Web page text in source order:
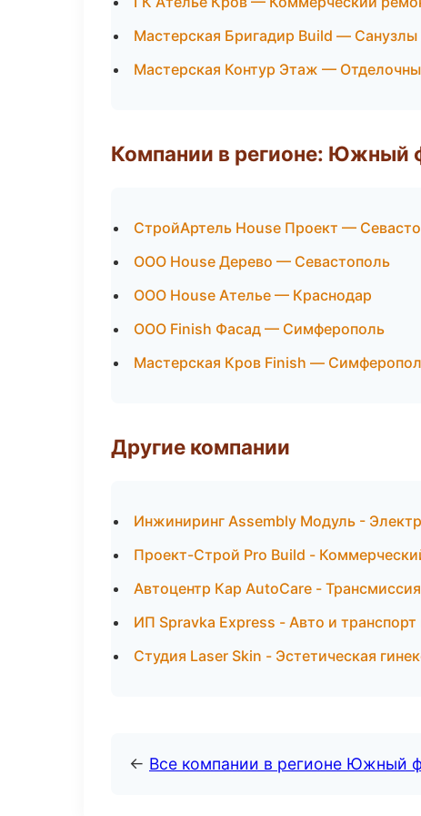
Мастерская Бригадир Build —
Мастерская Контур Этаж —
Компании в регионе: Южный
СтройАртель House Проект —
ООО House Дерево — Севастополь
ООО House Ателье — Краснодар
ООО Finish Фасад — Симферополь
Мастерская Кров Finish —
Другие компании
Инжиниринг Assembly Модуль -
Проект-Строй Pro Build -
Автоцентр Кар AutoCare -
ИП Spravka Express - Авто и
Студия Laser Skin - Эстетическая
← Все компании в регионе Южный